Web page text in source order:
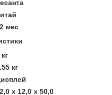
мес
кг
х 12,0 х 50,0